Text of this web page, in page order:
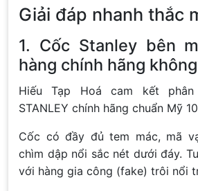
Giải đáp nhanh thắc
1. Cốc Stanley bên
hàng chính hãng
Hiếu Tạp Hoá cam kết
STANLEY chính hãng chuẩn Mỹ
Cốc có đầy đủ tem mác, mã
chìm dập nổi sắc nét dưới đáy.
với hàng gia công (fake) trôi nổi